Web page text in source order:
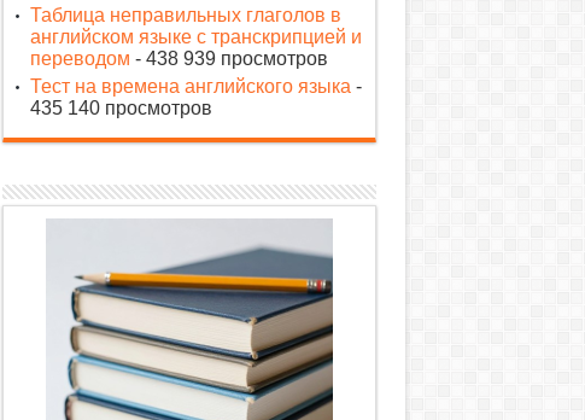
Таблица неправильных глаголов в
английском языке с транскрипцией и
переводом - 438 939 просмотров
Тест на времена английского языка -
435 140 просмотров